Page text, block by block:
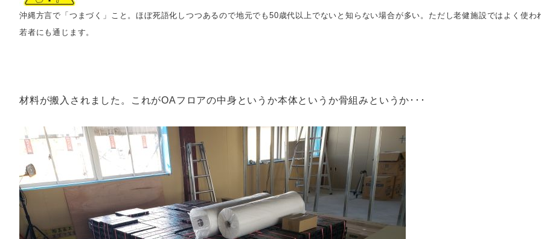
沖縄方言で「つまづく」こと。ほぼ死語化しつつあるので地元でも50歳代以上でないと知らない場合が多い。ただし老健施設ではよく使わ
若者にも通じます。
材料が搬入されました。これがOAフロアの中身というか本体というか骨組みというか･･･